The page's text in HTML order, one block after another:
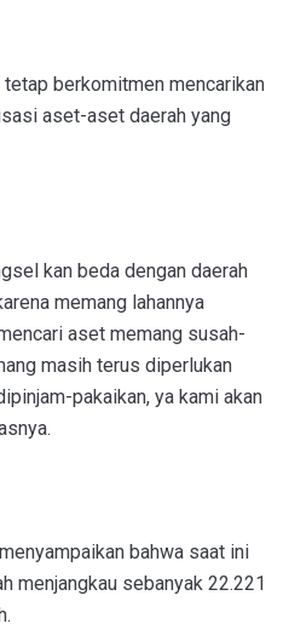
berkomitmen mencarikan
aset-aset daerah yang
kan beda dengan daerah
memang lahannya
aset memang susah-
masih terus diperlukan
pakaikan, ya kami akan
bahwa saat ini
menjangkau sebanyak 22.221